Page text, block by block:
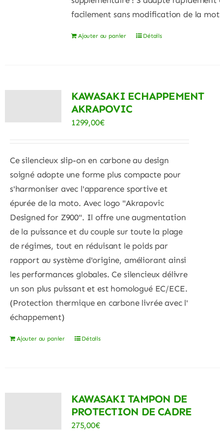
facilement sans modification de la
Ajouter au panier Détails
KAWASAKI ECHAPPEMENT
AKRAPOVIC
1299,00€
Ce silencieux slip-on en carbone au design
soigné adopte une forme plus compacte pour
s'harmoniser avec l'apparence sportive et
épurée de la moto. Avec logo "Akrapovic
Designed for Z900". Il offre une augmentation
de la puissance et du couple sur toute la plage
de régimes, tout en réduisant le poids par
rapport au système d'origine, améliorant ainsi
les performances globales. Ce silencieux délivre
un son plus puissant et est homologué EC/ECE.
(Protection thermique en carbone livrée avec l'
échappement)
Ajouter au panier Détails
KAWASAKI TAMPON DE
PROTECTION DE CADRE
275,00€